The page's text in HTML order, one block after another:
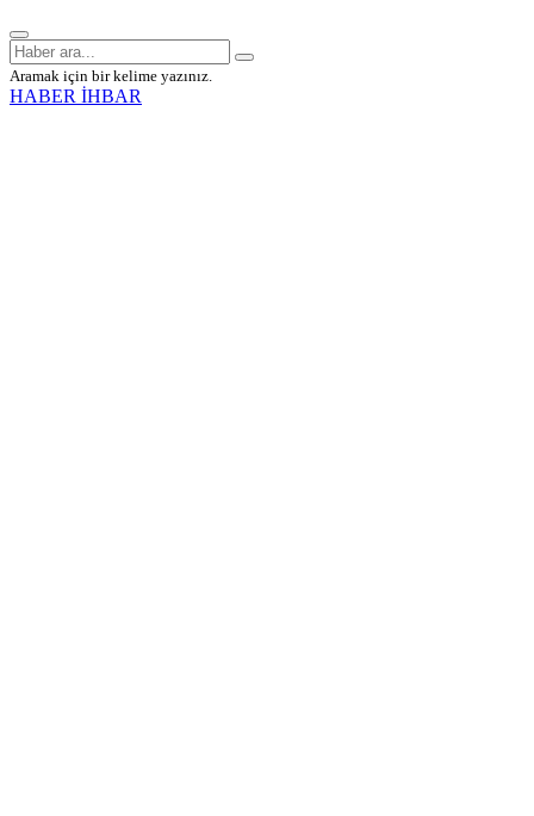
Aramak için bir kelime yazınız.
HABER İHBAR